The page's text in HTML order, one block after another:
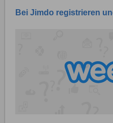
Bei Jimdo registrieren